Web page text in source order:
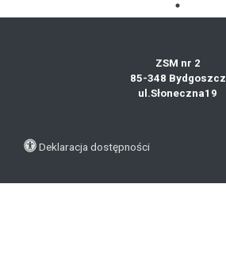
ZSM nr 2
85-348 Bydgoszcz
ul.Słoneczna19
Deklaracja dostępności